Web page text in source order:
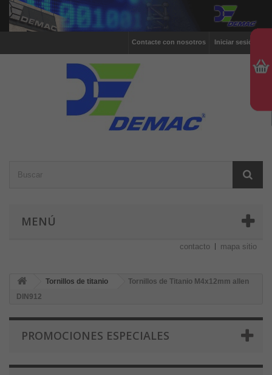
Iniciar sesión
Contacte con nosotros
MENÚ
contacto mapa sitio
Tornillos de titanio
Tornillos de Titanio M4x12mm allen
DIN912
PROMOCIONES ESPECIALES